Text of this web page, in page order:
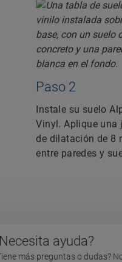
Paso 2
Instale su suelo
Vinyl. Aplique una
de dilatación de 8
entre paredes y
ayuda?
más preguntas o dudas?